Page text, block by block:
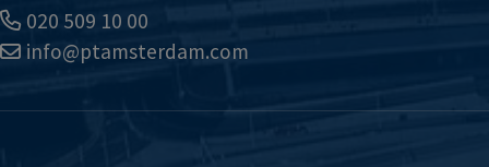
020 509 10 00
info@ptamsterdam.com